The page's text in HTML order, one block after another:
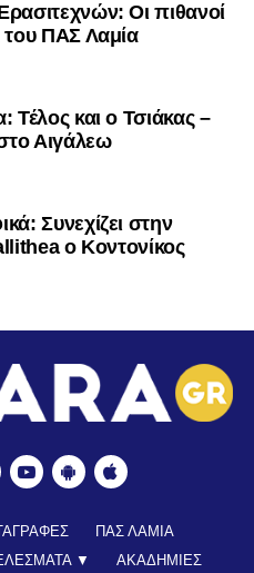
Οι πιθανοί
του ΠΑΣ Λαμία
Τέλος και ο Τσιάκας –
Αιγάλεω
Συνεχίζει στην
ο Κοντονίκος
ΠΑΣ ΛΑΜΙΑ
▼ ΑΚΑΔΗΜΙΕΣ